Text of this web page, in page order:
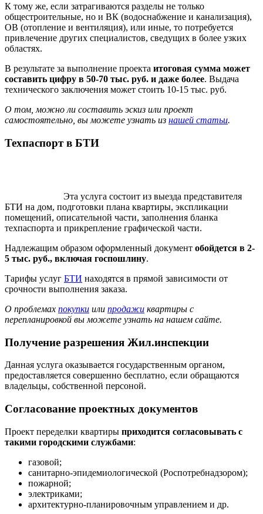
К тому же, если затрагиваются разделы не только
общестроительные, но и ВК (водоснабжение и канализация),
ОВ (отопление и вентиляция), или иные, то потребуется
привлечение других специалистов, сведущих в более узких
областях.
В результате за выполнение проекта итоговая сумма может
составить цифру в 50-70 тыс. руб. и даже более. Выдача
технического заключения может стоить 10-15 тыс. руб.
О том, можно ли составить эскиз или проект
самостоятельно, вы можете узнать из нашей статьи.
Техпаспорт в БТИ
Эта услуга состоит из выезда представителя
БТИ на дом, подготовки плана квартиры, экспликации
помещений, описательной части, заполнения бланка
техпаспорта и прикрепление графической части.
Надлежащим образом оформленный документ обойдется в 2-
5 тыс. руб., включая госпошлину.
Тарифы услуг БТИ находятся в прямой зависимости от
срочности выполнения заказа.
О проблемах покупки или продажи квартиры с
перепланировкой вы можете узнать на нашем сайте.
Получение разрешения Жил.инспекции
Данная услуга оказывается государственным органом,
предоставляется совершенно бесплатно, если обращаются
владельцы, собственной персоной.
Согласование проектных документов
Проект переделки квартиры приходится согласовывать с
такими городскими службами:
газовой;
санитарно-эпидемиологической (Роспотребнадзором);
пожарной;
электриками;
архитектурно-планировочным управлением и др.